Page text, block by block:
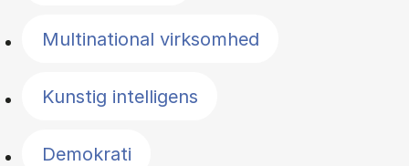
Multinational virksomhed
Kunstig intelligens
Demokrati